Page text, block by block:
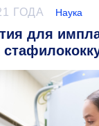
ГОДА Наука
для